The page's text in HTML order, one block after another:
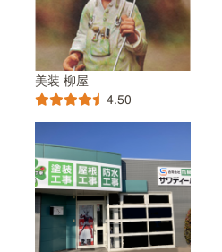
美装 柳屋
4.50